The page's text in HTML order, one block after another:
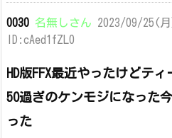
0030 名無しさん 2023/09/25(
ID:cAed1fZL0
HD版FFX最近やったけどテ
50過ぎのケンモジになった
った